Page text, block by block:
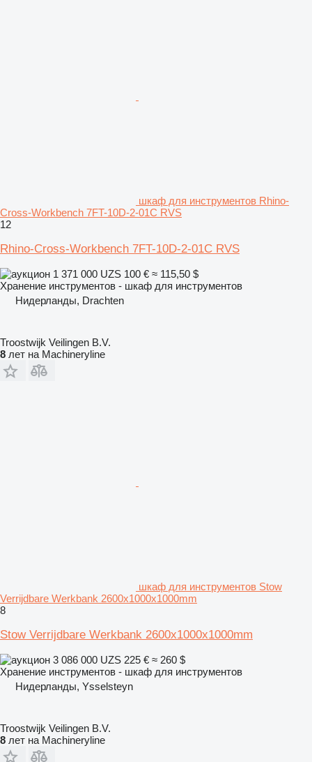
шкаф для инструментов Rhino-
Cross-Workbench 7FT-10D-2-01C RVS
12
Rhino-Cross-Workbench 7FT-10D-2-01C RVS
1 371 000 UZS 100 € ≈ 115,50 $
Хранение инструментов - шкаф для инструментов
Нидерланды, Drachten
Troostwijk Veilingen B.V.
8 лет на Machineryline
шкаф для инструментов Stow
Verrijdbare Werkbank 2600x1000x1000mm
8
Stow Verrijdbare Werkbank 2600x1000x1000mm
3 086 000 UZS 225 € ≈ 260 $
Хранение инструментов - шкаф для инструментов
Нидерланды, Ysselsteyn
Troostwijk Veilingen B.V.
8 лет на Machineryline